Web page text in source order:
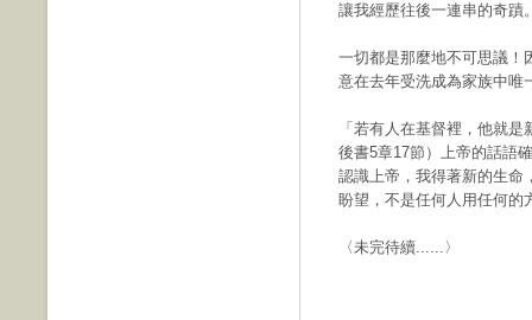
讓我經歷往後一連串的奇蹟
一切都是那麼地不可思議！
意在去年受洗成為家族中唯
「若有人在基督裡，他就
後書5章17節）上帝的話語
認識上帝，我得著新的生命
盼望，不是任何人用任何的
〈未完待續......〉